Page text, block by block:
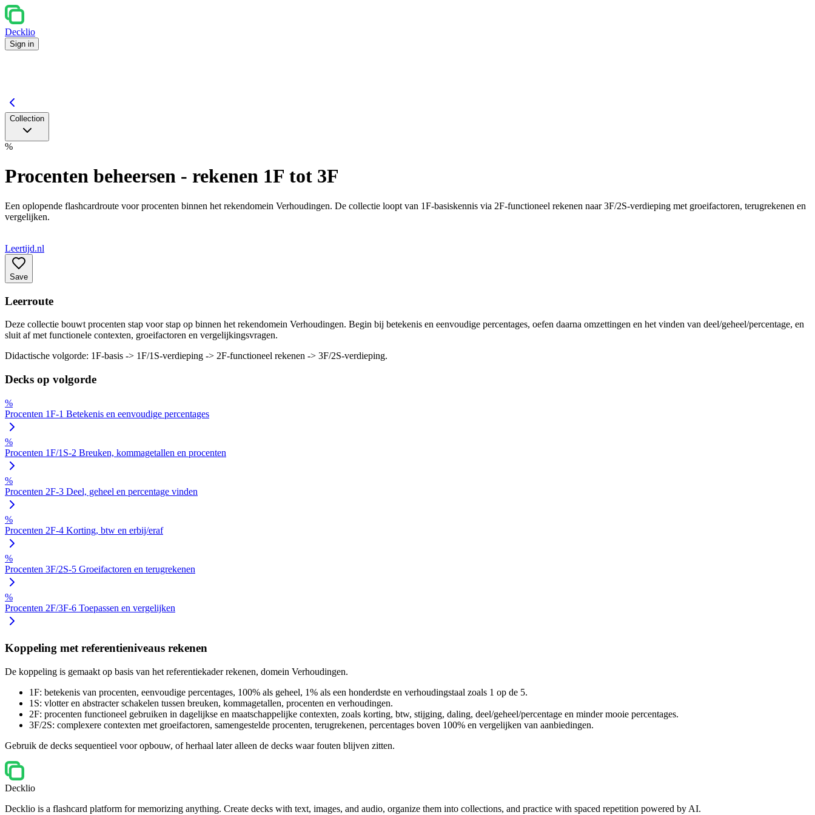
Decklio
Sign in
Collection
%
Procenten beheersen - rekenen 1F tot 3F
Een oplopende flashcardroute voor procenten binnen het rekendomein Verhoudingen. De collectie loopt van 1F-basiskennis via 2F-functioneel rekenen naar 3F/2S-verdieping met groeifactoren, terugrekenen en
vergelijken.
Leertijd.nl
Save
Leerroute
Deze collectie bouwt procenten stap voor stap op binnen het rekendomein Verhoudingen. Begin bij betekenis en eenvoudige percentages, oefen daarna omzettingen en het vinden van deel/geheel/percentage, en
sluit af met functionele contexten, groeifactoren en vergelijkingsvragen.
Didactische volgorde: 1F-basis -> 1F/1S-verdieping -> 2F-functioneel rekenen -> 3F/2S-verdieping.
Decks op volgorde
%
Procenten 1F-1 Betekenis en eenvoudige percentages
%
Procenten 1F/1S-2 Breuken, kommagetallen en procenten
%
Procenten 2F-3 Deel, geheel en percentage vinden
%
Procenten 2F-4 Korting, btw en erbij/eraf
%
Procenten 3F/2S-5 Groeifactoren en terugrekenen
%
Procenten 2F/3F-6 Toepassen en vergelijken
Koppeling met referentieniveaus rekenen
De koppeling is gemaakt op basis van het referentiekader rekenen, domein Verhoudingen.
1F: betekenis van procenten, eenvoudige percentages, 100% als geheel, 1% als een honderdste en verhoudingstaal zoals 1 op de 5.
1S: vlotter en abstracter schakelen tussen breuken, kommagetallen, procenten en verhoudingen.
2F: procenten functioneel gebruiken in dagelijkse en maatschappelijke contexten, zoals korting, btw, stijging, daling, deel/geheel/percentage en minder mooie percentages.
3F/2S: complexere contexten met groeifactoren, samengestelde procenten, terugrekenen, percentages boven 100% en vergelijken van aanbiedingen.
Gebruik de decks sequentieel voor opbouw, of herhaal later alleen de decks waar fouten blijven zitten.
Decklio
Decklio is a flashcard platform for memorizing anything. Create decks with text, images, and audio, organize them into collections, and practice with spaced repetition powered by AI.